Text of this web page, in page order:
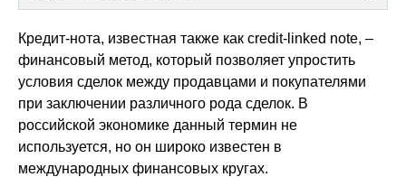
Кредит-нота, известная также как credit-linked note, –
финансовый метод, который позволяет упростить
условия сделок между продавцами и покупателями
при заключении различного рода сделок. В
российской экономике данный термин не
используется, но он широко известен в
международных финансовых кругах.